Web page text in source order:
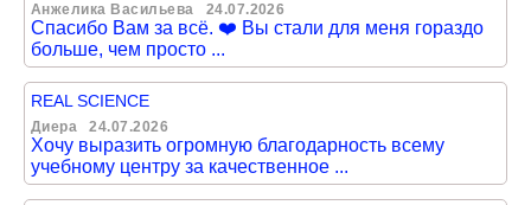
Анжелика Васильева 24.07.2026
Спасибо Вам за всё. ❤️ Вы стали для меня гораздо
больше, чем просто ...
REAL SCIENCE
Диера 24.07.2026
Хочу выразить огромную благодарность всему
учебному центру за качественное ...